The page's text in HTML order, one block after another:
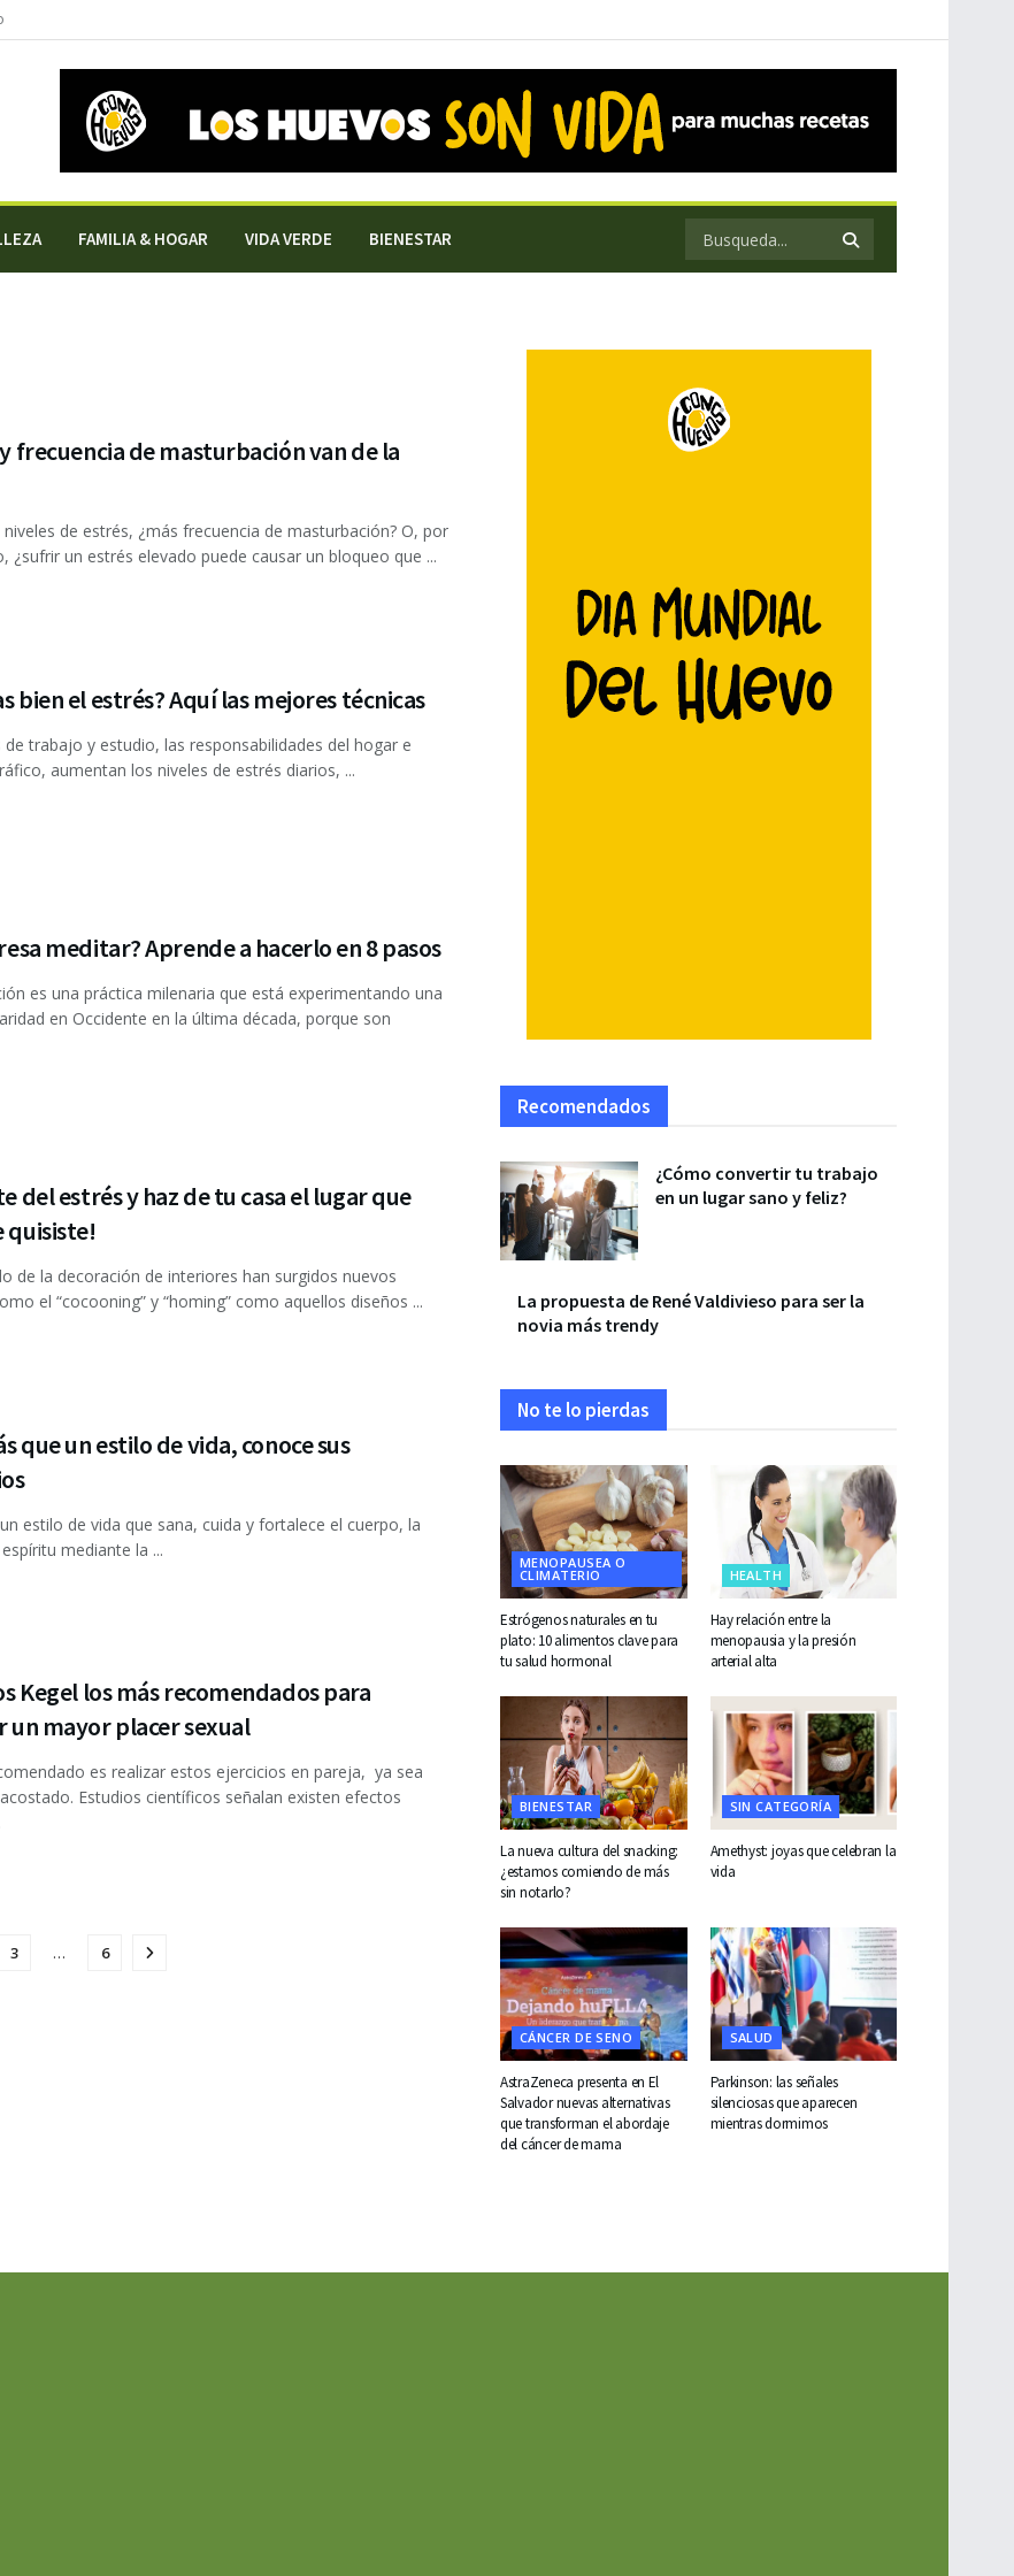
FAMILIA & HOGAR VIDA VERDE BIENESTAR
frecuencia de masturbación van de la
de estrés, ¿más frecuencia de masturbación? O, por
¿sufrir un estrés elevado puede causar un bloqueo que ...
bien el estrés? Aquí las mejores técnicas
de trabajo y estudio, las responsabilidades del hogar e
aumentan los niveles de estrés diarios, ...
meditar? Aprende a hacerlo en 8 pasos
es una práctica milenaria que está experimentando una
en Occidente en la última década, porque son
del estrés y haz de tu casa el lugar que
quisiste!
de la decoración de interiores han surgidos nuevos
el “cocooning” y “homing” como aquellos diseños ...
que un estilo de vida, conoce sus
estilo de vida que sana, cuida y fortalece el cuerpo, la
mediante la ...
Kegel los más recomendados para
un mayor placer sexual
es realizar estos ejercicios en pareja, ya sea
Estudios científicos señalan existen efectos
3 … 6
Recomendados
¿Cómo convertir tu trabajo
en un lugar sano y feliz?
La propuesta de René Valdivieso para ser la
novia más trendy
No te lo pierdas
MENOPAUSEA O
CLIMATERIO
Estrógenos naturales en tu
plato: 10 alimentos clave para
tu salud hormonal
HEALTH
Hay relación entre la
menopausia y la presión
arterial alta
BIENESTAR
La nueva cultura del snacking:
¿estamos comiendo de más
sin notarlo?
SIN CATEGORÍA
Amethyst: joyas que celebran la
vida
CÁNCER DE SENO
AstraZeneca presenta en El
Salvador nuevas alternativas
que transforman el abordaje
del cáncer de mama
SALUD
Parkinson: las señales
silenciosas que aparecen
mientras dormimos